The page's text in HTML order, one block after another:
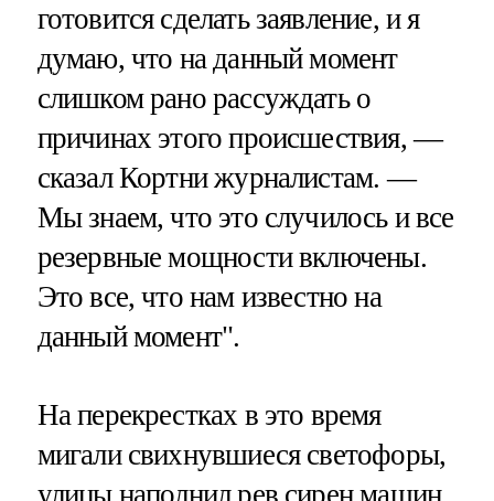
готовится сделать заявление, и я
думаю, что на данный момент
слишком рано рассуждать о
причинах этого происшествия, —
сказал Кортни журналистам. —
Мы знаем, что это случилось и все
резервные мощности включены.
Это все, что нам известно на
данный момент".
На перекрестках в это время
мигали свихнувшиеся светофоры,
улицы наполнил рев сирен машин